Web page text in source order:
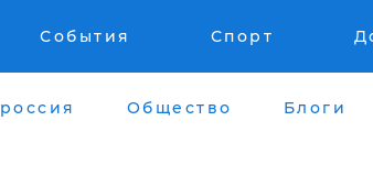
События Спорт
россия Общество Блоги